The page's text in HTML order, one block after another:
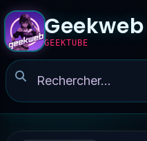
Geekweb
GEEKTUBE